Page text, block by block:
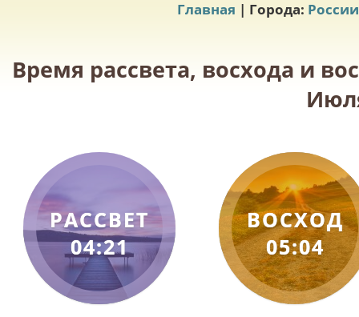
Главная | Города: России
Время рассвета, восхода и
РАССВЕТ
04:21
ВОСХОД
05:04